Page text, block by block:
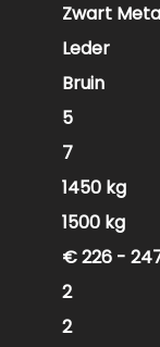
Zwart
Leder
Bruin
5
7
1450 kg
1500 kg
€ 226 -
2
2